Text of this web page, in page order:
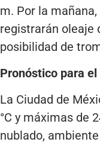
m. Por la
registrarán oleaje
posibilidad de
Pronóstico para
La Ciudad de
°C y máximas de
nublado,